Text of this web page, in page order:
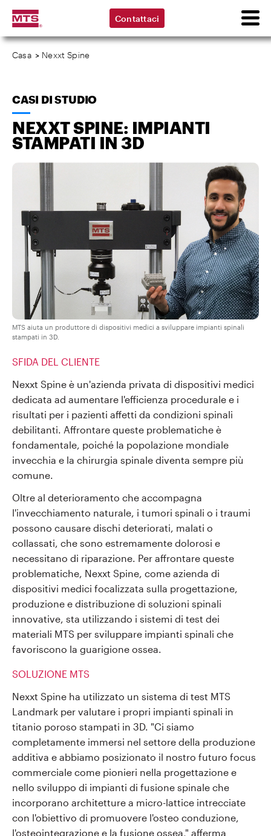
Contattaci
Casa > Nexxt Spine
CASI DI STUDIO
NEXXT SPINE: IMPIANTI
STAMPATI IN 3D
MTS aiuta un produttore di dispositivi medici a sviluppare impianti spinali
stampati in 3D.
SFIDA DEL CLIENTE
Nexxt Spine è un'azienda privata di dispositivi medici
dedicata ad aumentare l'efficienza procedurale e i
risultati per i pazienti affetti da condizioni spinali
debilitanti. Affrontare queste problematiche è
fondamentale, poiché la popolazione mondiale
invecchia e la chirurgia spinale diventa sempre più
comune.
Oltre al deterioramento che accompagna
l'invecchiamento naturale, i tumori spinali o i traumi
possono causare dischi deteriorati, malati o
collassati, che sono estremamente dolorosi e
necessitano di riparazione. Per affrontare queste
problematiche, Nexxt Spine, come azienda di
dispositivi medici focalizzata sulla progettazione,
produzione e distribuzione di soluzioni spinali
innovative, sta utilizzando i sistemi di test dei
materiali MTS per sviluppare impianti spinali che
favoriscono la guarigione ossea.
SOLUZIONE MTS
Nexxt Spine ha utilizzato un sistema di test MTS
Landmark per valutare i propri impianti spinali in
titanio poroso stampati in 3D. "Ci siamo
completamente immersi nel settore della produzione
additiva e abbiamo posizionato il nostro futuro focus
commerciale come pionieri nella progettazione e
nello sviluppo di impianti di fusione spinale che
incorporano architetture a micro-lattice intrecciate
con l'obiettivo di promuovere l'osteo conduzione,
l'osteointegrazione e la fusione ossea," afferma